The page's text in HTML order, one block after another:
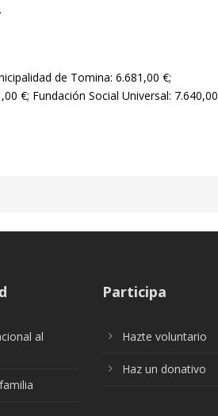
de Tomina: 6.681,00 €;
€; Fundación Social Universal: 7.640,00
al
Participa
Hazte voluntario
Haz un donativo